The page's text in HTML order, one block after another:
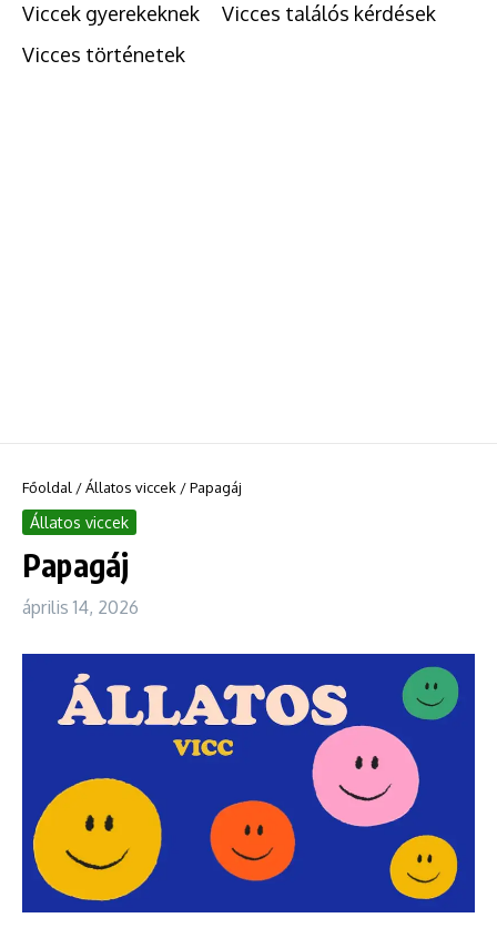
Viccek gyerekeknek
Vicces találós kérdések
Vicces történetek
Főoldal /Állatos viccek /Papagáj
Állatos viccek
Papagáj
április 14, 2026